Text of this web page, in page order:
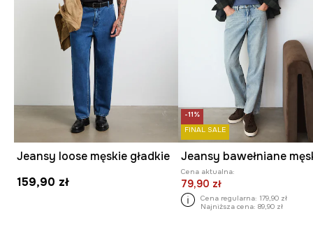
Jeansy loose męskie gładkie
159,90 zł
-11%
FINAL SALE
Cena aktualna:
79,90 zł
Cena regularna: 179,90 zł
Najniższa cena: 89,90 zł